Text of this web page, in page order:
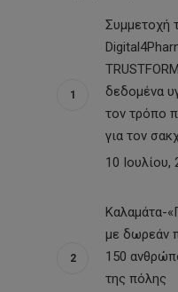
Συμμετοχή
δεδομένα
τον τρόπο
για τον
10 Ιουλίου,
Καλαμάτα-
με δωρεάν
150
της πόλης